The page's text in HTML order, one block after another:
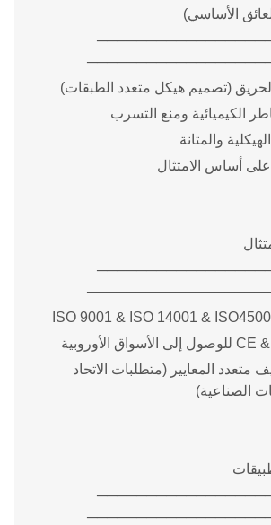
الأساسي)
(تصميم هيكل متعدد الطبقات)
الكيميائية ومنع التسرب
والمتانة
أساس الامتثال
متعدد المعايير (متطلبات الاتحاد
الصناعية)